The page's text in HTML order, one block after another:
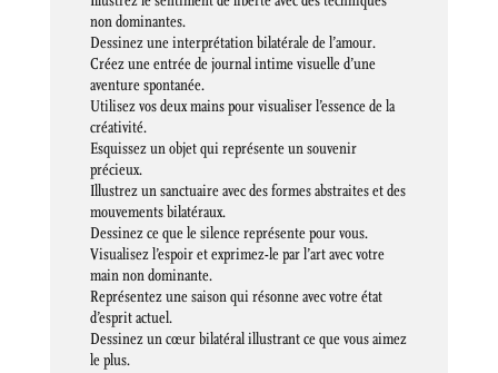
non dominantes.
Dessinez une interprétation bilatérale de l’amour.
Créez une entrée de journal intime visuelle d’une
aventure spontanée.
Utilisez vos deux mains pour visualiser l’essence de la
créativité.
Esquissez un objet qui représente un souvenir
précieux.
Illustrez un sanctuaire avec des formes abstraites et des
mouvements bilatéraux.
Dessinez ce que le silence représente pour vous.
Visualisez l’espoir et exprimez-le par l’art avec votre
main non dominante.
Représentez une saison qui résonne avec votre état
d’esprit actuel.
Dessinez un cœur bilatéral illustrant ce que vous aimez
le plus.